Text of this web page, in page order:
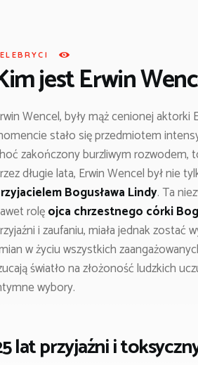
jest Erwin
Wencel, były mąż cenionej
stało się przedmiotem
zakończony burzliwym rozwodem,
długie lata, Erwin Wencel był nie
Bogusława Lindy. Ta
rolęojca chrzestnego córki
i zaufaniu, miała jednak zostać
w życiu wszystkich
światło na złożoność ludzkich
wybory.
lat przyjaźni i